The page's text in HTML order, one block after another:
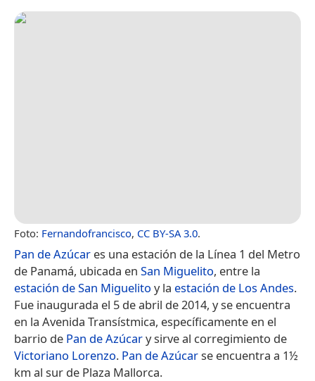
Foto: Fernandofrancisco, CC BY-SA 3.0.
Pan de Azúcar es una estación de la Línea 1 del Metro
de Panamá,​ ubicada en San Miguelito, entre la
estación de San Miguelito y la estación de Los Andes.​
Fue inaugurada el 5 de abril de 2014,​ y se encuentra
en la Avenida Transístmica, específicamente en el
barrio de Pan de Azúcary sirve al corregimiento de
Victoriano Lorenzo. Pan de Azúcarse encuentra a 1½
km al sur de Plaza Mallorca.